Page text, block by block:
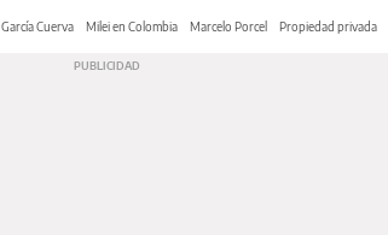
García Cuerva Milei en Colombia Marcelo Porcel Propiedad privada